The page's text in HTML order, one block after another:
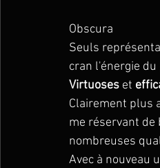
Obscura
Seuls
cran l'énergie
Virtuoses et
Clairement plus
me réservant
nombreuses
Avec à nouveau